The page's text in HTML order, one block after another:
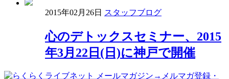
2015年02月26日 スタッフブログ
心のデトックスセミナー、2015
年3月22日(日)に神戸で開催
→メルマガ登録・